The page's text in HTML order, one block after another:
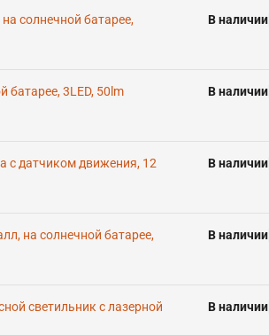
солнечной батарее,
В наличии
3LED, 50lm
В наличии
с датчиком движения, 12
В наличии
на солнечной батарее,
В наличии
светильник с лазерной
В наличии